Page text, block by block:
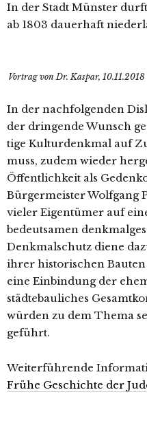
In der Stadt Münster
ab 1803 dau­er­haft
Vortrag von Dr. Kaspar, 10.11.2018
In der nach­fol­gen­den
der drin­gen­de Wunsch
ti­ge Kulturdenkmal auf
muss, zudem wie­der
Öffentlichkeit als
Bürgermeister Wolfgang
vie­ler Eigentümer auf
bedeut­sa­men
Denkmalschutz die­ne
ihrer his­to­ri­schen
eine Einbindung der
städ­te­bau­li­ches
wür­den zu dem Thema
geführt.
Weiterführende
Frühe Geschichte der